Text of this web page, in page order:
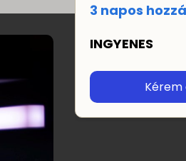
3 napos
INGYENES
Kérem